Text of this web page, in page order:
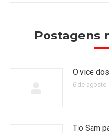
Postagens
O vice
6 de agosto
Tio Sam